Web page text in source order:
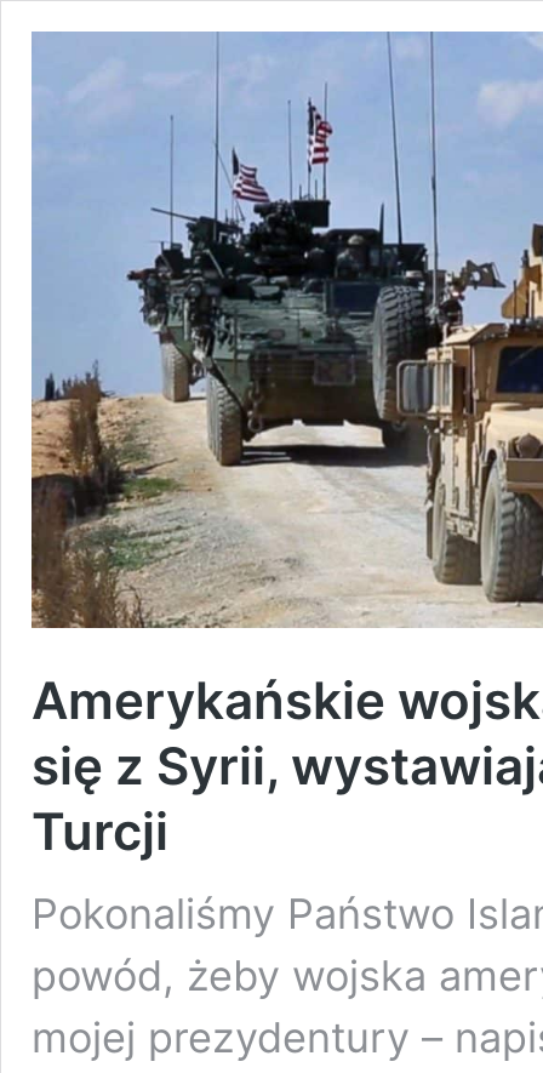
Amerykańskie
się z Syrii,
Turcji
Pokonaliśmy Państwo
powód, żeby wojska
mojej prezydentury –